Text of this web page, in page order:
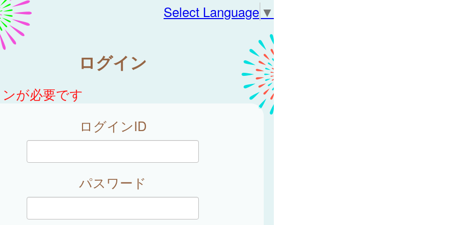
Select Language ▼
ログイン
が必要です
ログインID
パスワード